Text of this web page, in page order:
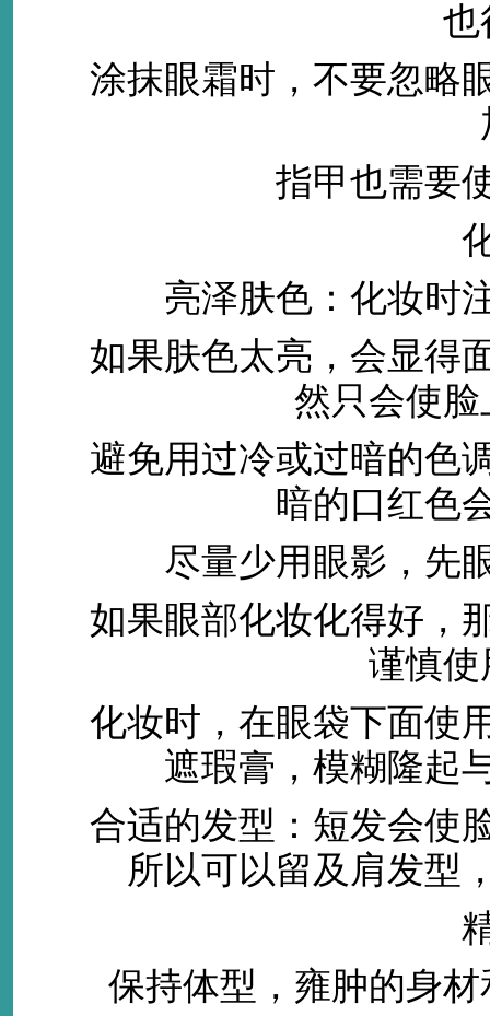
也
涂抹眼霜时，不要忽略眼
指甲也需要使
化
亮泽肤色：化妆时注
如果肤色太亮，会显得面
然只会使
避免用过冷或过暗的色调
暗的口红色
尽量少用眼影，先眼
如果眼部化妆化得好，那
谨慎使
化妆时，在眼袋下面使用
遮瑕膏，模糊隆起
合适的发型：短发会使脸
所以可以留及肩发型
精
保持体型，雍肿的身材